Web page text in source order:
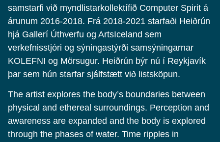
samstarfi við myndlistarkollektífið Computer Spirit á
árunum 2016-2018. Frá 2018-2021 starfaði Heiðrún
hjá Gallerí Úthverfu og ArtsIceland sem
verkefnisstjóri og sýningastýrði samsýningarnar
KOLEFNI og Mörsugur. Heiðrún býr nú í Reykjavík
þar sem hún starfar sjálfstætt við listsköpun.
The artist explores the body’s boundaries between
physical and ethereal surroundings. Perception and
awareness are expanded and the body is explored
through the phases of water. Time ripples in